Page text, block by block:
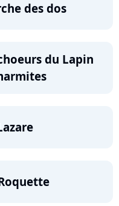
des dos
du Lapin